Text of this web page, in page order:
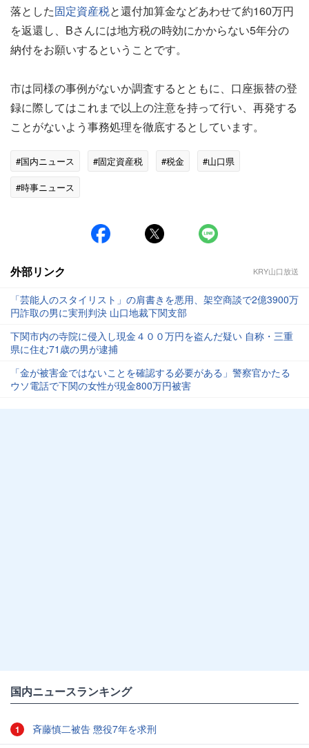
落とした固定資産税と還付加算金などあわせて約160万円
を返還し、Bさんには地方税の時効にかからない5年分の
納付をお願いするということです。
市は同様の事例がないか調査するとともに、口座振替の登
録に際してはこれまで以上の注意を持って行い、再発する
ことがないよう事務処理を徹底するとしています。
#国内ニュース #固定資産税 #税金
#山口県
#時事ニュース
外部リンク KRY山口放送
「芸能人のスタイリスト」の肩書きを悪用、架空商談で2億3900万
円詐取の男に実刑判決 山口地裁下関支部
下関市内の寺院に侵入し現金４００万円を盗んだ疑い 自称・三重
県に住む71歳の男が逮捕
「金が被害金ではないことを確認する必要がある」警察官かたる
ウソ電話で下関の女性が現金800万円被害
国内ニュースランキング
1 斉藤慎二被告 懲役7年を求刑